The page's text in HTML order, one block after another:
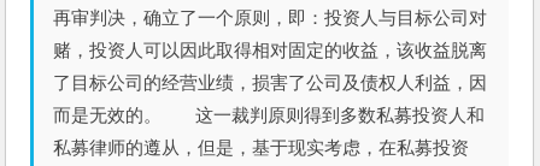
再审判决，确立了一个原则，即：投资人与目标公司对
赌，投资人可以因此取得相对固定的收益，该收益脱离
了目标公司的经营业绩，损害了公司及债权人利益，因
而是无效的。 这一裁判原则得到多数私募投资人和
私募律师的遵从，但是，基于现实考虑，在私募投资